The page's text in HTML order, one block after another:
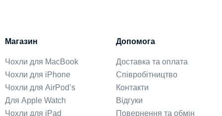
Магазин
Чохли для MacBook
Чохли для iPhone
Чохли для AirPod’s
Для Apple Watch
Чохли для iPad
Допомога
Доставка та оплата
Співробітництво
Контакти
Відгуки
Повернення та обмін